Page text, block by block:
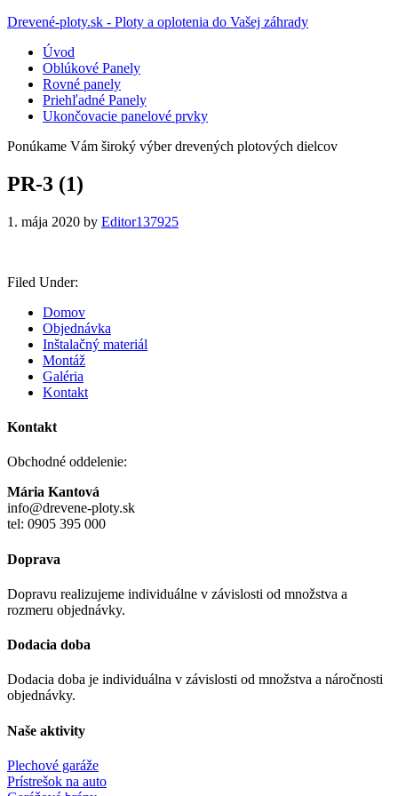
Drevené-ploty.sk - Ploty a oplotenia do Vašej záhrady
Úvod
Oblúkové Panely
Rovné panely
Priehľadné Panely
Ukončovacie panelové prvky
Ponúkame Vám široký výber drevených plotových dielcov
PR-3 (1)
1. mája 2020 by Editor137925
Filed Under:
Domov
Objednávka
Inštalačný materiál
Montáž
Galéria
Kontakt
Kontakt
Obchodné oddelenie:
Mária Kantová
info@drevene-ploty.sk
tel: 0905 395 000
Doprava
Dopravu realizujeme individuálne v závislosti od množstva a
rozmeru objednávky.
Dodacia doba
Dodacia doba je individuálna v závislosti od množstva a náročnosti
objednávky.
Naše aktivity
Plechové garáže
Prístrešok na auto